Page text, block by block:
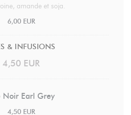
amande et soja.
6,00 EUR
& INFUSIONS
4,50 EUR
Noir Earl Grey
4,50 EUR